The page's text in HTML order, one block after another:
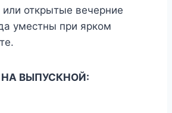
открытые вечерние
уместны при ярком
ВЫПУСКНОЙ: